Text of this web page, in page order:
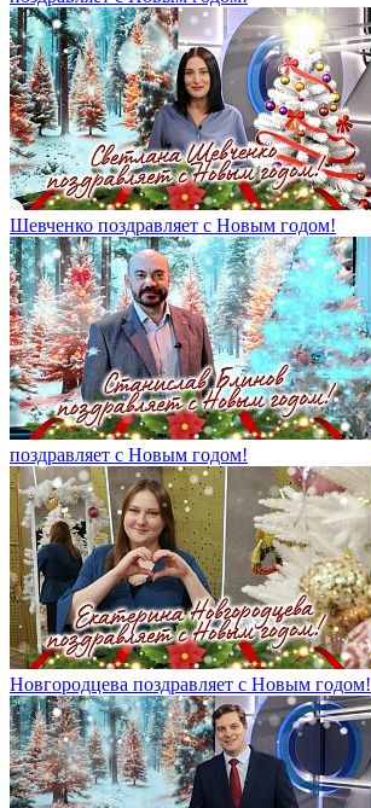
Шевченко поздравляет с Новым годом!
поздравляет с Новым годом!
Новгородцева поздравляет с Новым годом!